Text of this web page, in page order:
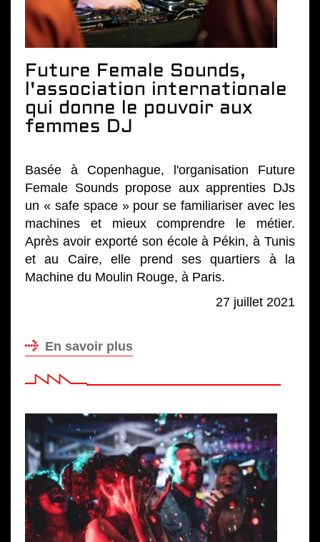
Future Female Sounds,
l'association internationale
qui donne le pouvoir aux
femmes DJ
Basée à Copenhague, l'organisation Future
Female Sounds propose aux apprenties DJs
un « safe space » pour se familiariser avec les
machines et mieux comprendre le métier.
Après avoir exporté son école à Pékin, à Tunis
et au Caire, elle prend ses quartiers à la
Machine du Moulin Rouge, à Paris.
27 juillet 2021
En savoir plus